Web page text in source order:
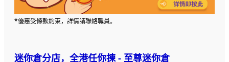
*優惠受條款約束，詳情請聯絡職員。
迷你倉分店，全港任你揀 - 至尊迷你倉